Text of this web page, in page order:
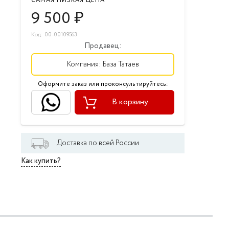
9 500₽
Код: 00-00109563
Продавец:
Компания: База Татаев
Оформите заказ или проконсультируйтесь:
В корзину
Доставка по всей России
Как купить?